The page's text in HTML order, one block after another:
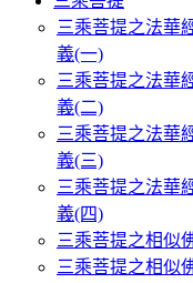
三乘菩提之法華
義(一)
三乘菩提之法華
義(二)
三乘菩提之法華
義(三)
三乘菩提之法華
義(四)
三乘菩提之相似
三乘菩提之相似